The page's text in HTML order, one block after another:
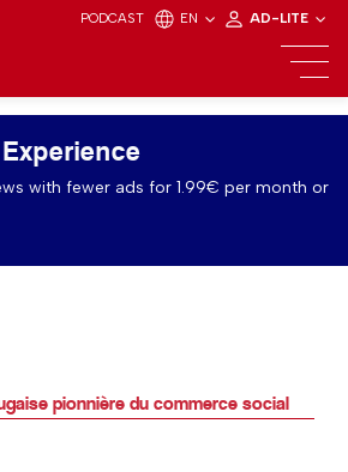
PODCAST EN AD-LITE
with fewer ads for 1.99€ per month or
pionnière du commerce social